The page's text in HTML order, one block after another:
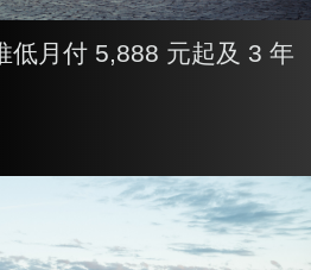
低月付 5,888 元起及 3 年